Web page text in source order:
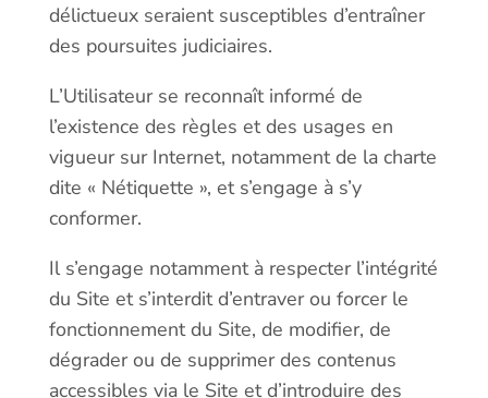
délictueux seraient susceptibles d’entraîner
des poursuites judiciaires.
L’Utilisateur se reconnaît informé de
l’existence des règles et des usages en
vigueur sur Internet, notamment de la charte
dite « Nétiquette », et s’engage à s’y
conformer.
Il s’engage notamment à respecter l’intégrité
du Site et s’interdit d’entraver ou forcer le
fonctionnement du Site, de modifier, de
dégrader ou de supprimer des contenus
accessibles via le Site et d’introduire des